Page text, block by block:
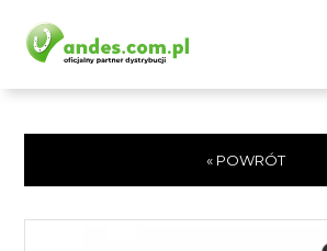
« POWRÓT